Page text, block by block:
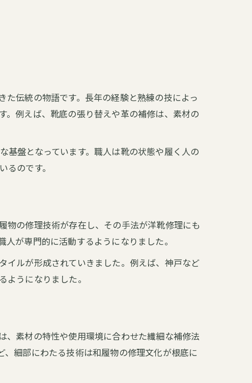
伝統の物語です。長年の経験と熟練の技によっ
。例えば、靴底の張り替えや革の補修は、素材の
基盤となっています。職人は靴の状態や履く人の
のです。
物の修理技術が存在し、その手法が洋靴修理にも
が専門的に活動するようになりました。
イルが形成されていきました。例えば、神戸など
うになりました。
、素材の特性や使用環境に合わせた繊細な補修法
細部にわたる技術は和履物の修理文化が根底に